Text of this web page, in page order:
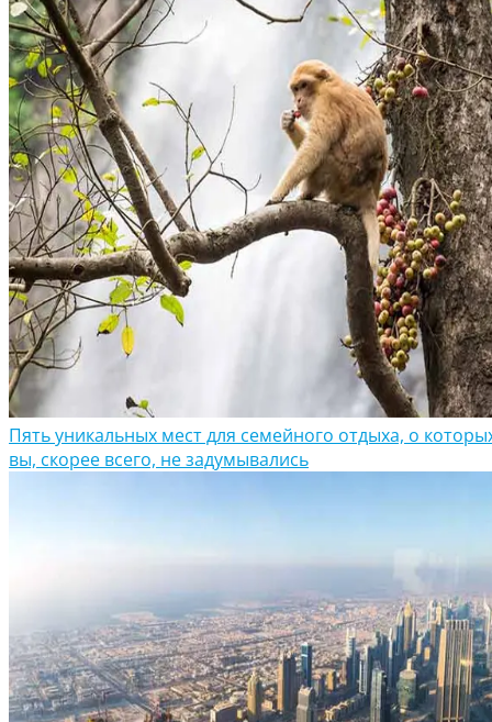
Пять уникальных мест для семейного отдыха, о
вы, скорее всего, не задумывались